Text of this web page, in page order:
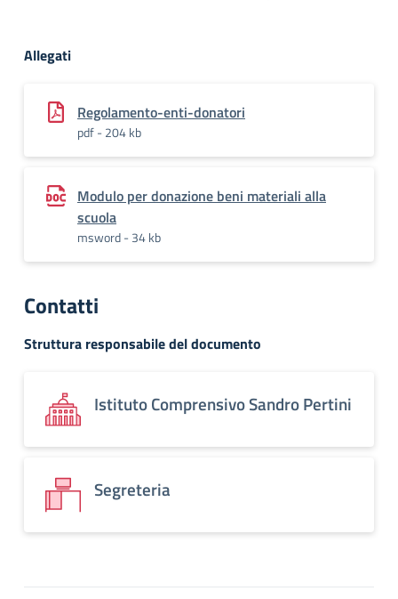
Allegati
Regolamento-enti-donatori
pdf - 204 kb
Modulo per donazione beni materiali alla
scuola
msword - 34 kb
Contatti
Struttura responsabile del documento
Istituto Comprensivo Sandro Pertini
Segreteria